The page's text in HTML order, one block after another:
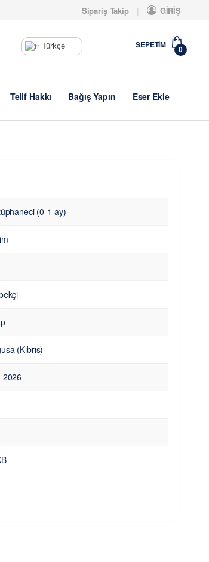
Sipariş Takip GİRİŞ
Türkçe SEPETIM 0
Telif Hakkı Bağış Yapın Eser Ekle
(0-1 ay)
(Kıbrıs)
2026